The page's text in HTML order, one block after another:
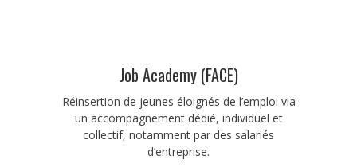
Job Academy (FACE)
Réinsertion de jeunes éloignés de l’emploi via
un accompagnement dédié, individuel et
collectif, notamment par des salariés
d’entreprise.